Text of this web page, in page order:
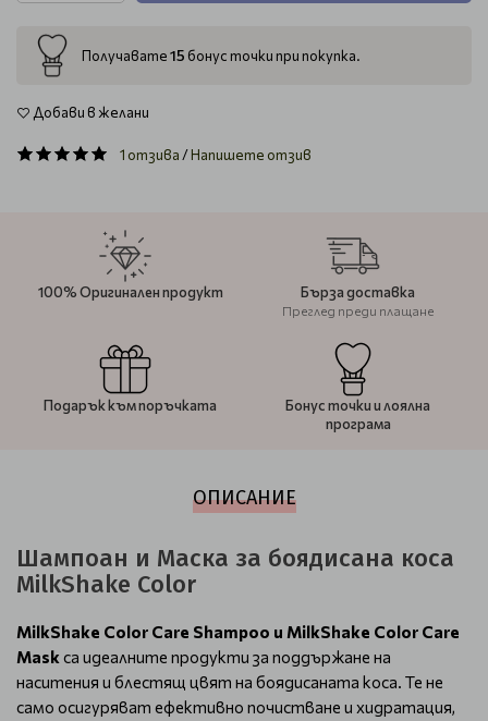
Получавате15 бонус точки при покупка.
Добави в желани
1 отзива/Напишете отзив
100% Оригинален продукт Бърза доставка
Преглед преди плащане
Подарък към поръчката
Бонус точки и лоялна
програма
ОПИСАНИЕ
Шампоан и Маска за боядисана коса
MilkShake Color
MilkShake Color Care Shampoo и MilkShake Color Care
Mask са идеалните продукти за поддържане на
наситения и блестящ цвят на боядисаната коса. Те не
само осигуряват ефективно почистване и хидратация,